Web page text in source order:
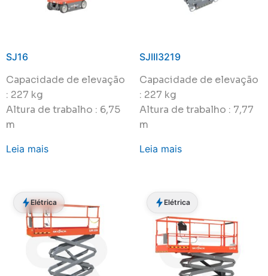
SJ16
Capacidade de elevação
: 227 kg
Altura de trabalho : 6,75
m
Leia mais
SJIII3219
Capacidade de elevação
: 227 kg
Altura de trabalho : 7,77
m
Leia mais
Elétrica Elétrica